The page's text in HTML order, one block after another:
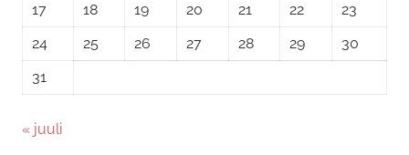
17
18 19 20 21 22
23
24
25 26 27 28 29
30
31
« juuli